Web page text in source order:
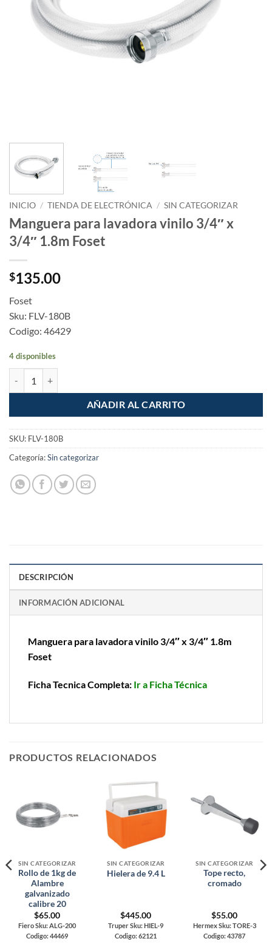
INICIO / TIENDA DE ELECTRÓNICA / SIN CATEGORIZAR
Manguera para lavadora vinilo 3/4″ x
3/4″ 1.8m Foset
$135.00
Foset
Sku: FLV-180B
Codigo: 46429
4 disponibles
AÑADIR AL CARRITO
SKU: FLV-180B
Categoría:Sin categorizar
DESCRIPCIÓN
INFORMACIÓN ADICIONAL
Manguera para lavadora vinilo 3/4″ x 3/4″ 1.8m
Foset
Ficha Tecnica Completa: Ir a Ficha Técnica
PRODUCTOS RELACIONADOS
SIN CATEGORIZAR
Rollo de 1kg de
Alambre
galvanizado
calibre 20
$65.00
Fiero Sku: ALG-200
Codigo: 44469
SIN CATEGORIZAR
Hielera de 9.4 L
$445.00
Truper Sku: HIEL-9
Codigo: 62121
SIN CATEGORIZAR
Tope recto,
cromado
$55.00
Hermex Sku: TORE-3
Codigo: 43787